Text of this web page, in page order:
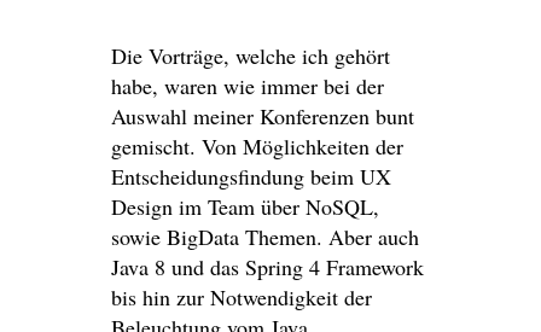
Die Vorträge, welche ich gehört
habe, waren wie immer bei der
Auswahl meiner Konferenzen bunt
gemischt. Von Möglichkeiten der
Entscheidungsfindung beim UX
Design im Team über NoSQL,
sowie BigData Themen. Aber auch
Java 8 und das Spring 4 Framework
bis hin zur Notwendigkeit der